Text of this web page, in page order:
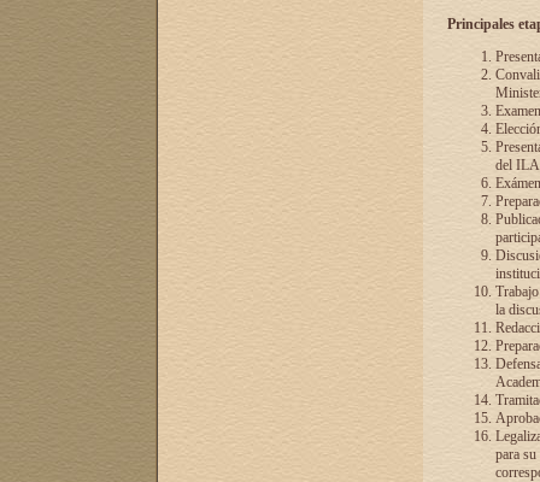
Principales
del
la
para